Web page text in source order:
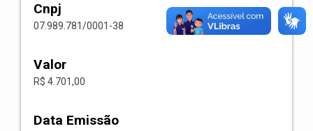
Cnpj
07.989.781/0001-38
Valor
R$ 4.701,00
Data Emissão